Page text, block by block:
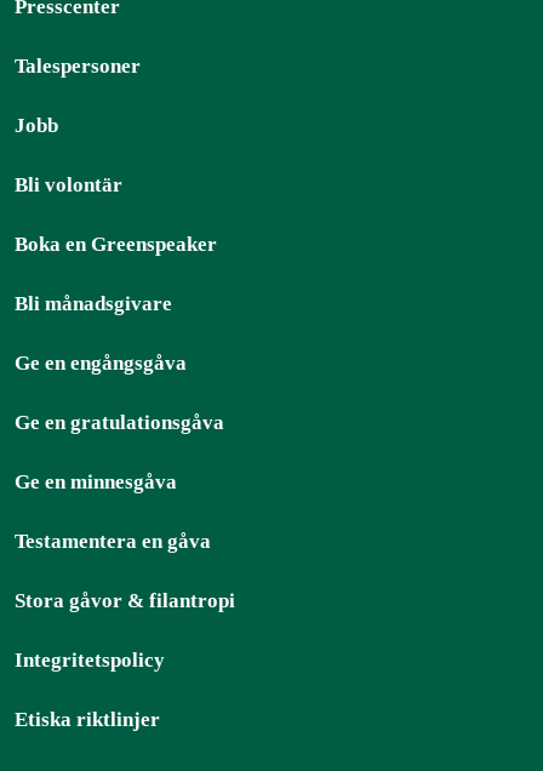
Presscenter
Talespersoner
Jobb
Bli volontär
Boka en Greenspeaker
Bli månadsgivare
Ge en engångsgåva
Ge en gratulationsgåva
Ge en minnesgåva
Testamentera en gåva
Stora gåvor & filantropi
Integritetspolicy
Etiska riktlinjer